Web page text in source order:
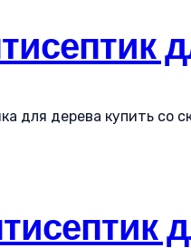
для дерева купить со